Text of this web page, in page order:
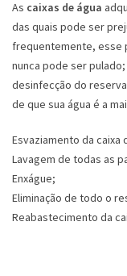
As caixas de água
das quais pode ser
frequentemente, esse
nunca pode ser
desinfecção do
de que sua água é a
Esvaziamento da caixa
Lavagem de todas as
Enxágue;
Eliminação de todo o
Reabastecimento da